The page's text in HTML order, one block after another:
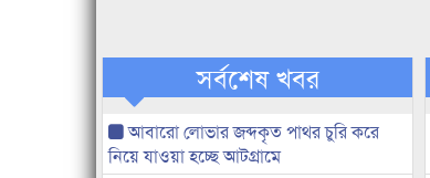
সর্বশেষ খবর
আবারো লোভার জব্দকৃত পাথর চুরি করে
নিয়ে যাওয়া হচ্ছে আটগ্রামে